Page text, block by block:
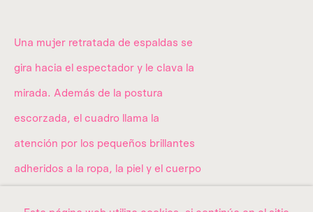
Quiénes somos
La colección
Exposiciones
Una mujer retratada de espaldas se
gira hacia el espectador y le clava la
mirada. Además de la postura
escorzada, el cuadro llama la
atención por los pequeños brillantes
adheridos a la ropa, la piel y el cuerpo